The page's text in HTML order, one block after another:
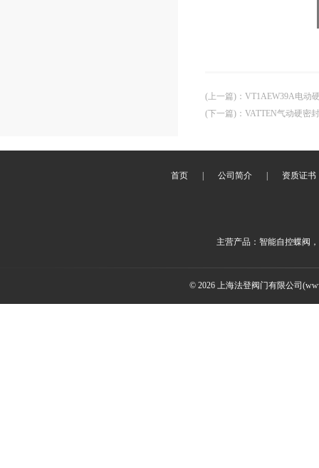
(上一篇) ： VT1AEW39A电动
(下一篇) ： VATTEN气动硬密
首页 公司简介 资质证书
主营产品：智能自控蝶阀
© 2026 上海法登阀门有限公司